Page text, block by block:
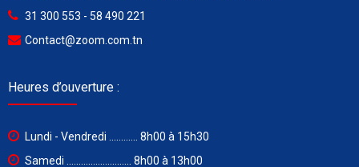
31 300 553 - 58 490 221
Contact@zoom.com.tn
Heures d’ouverture :
Lundi - Vendredi ............ 8h00 à 15h30
Samedi ........................... 8h00 à 13h00